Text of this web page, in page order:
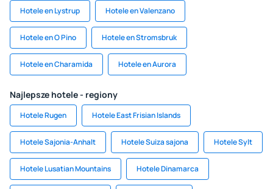
Hotele en Lystrup Hotele en Valenzano
Hotele en O Pino Hotele en Stromsbruk
Hotele en Charamida Hotele en Aurora
Najlepsze hotele - regiony
Hotele Rugen Hotele East Frisian Islands
Hotele Sajonia-Anhalt Hotele Suiza sajona Hotele Sylt
Hotele Lusatian Mountains Hotele Dinamarca